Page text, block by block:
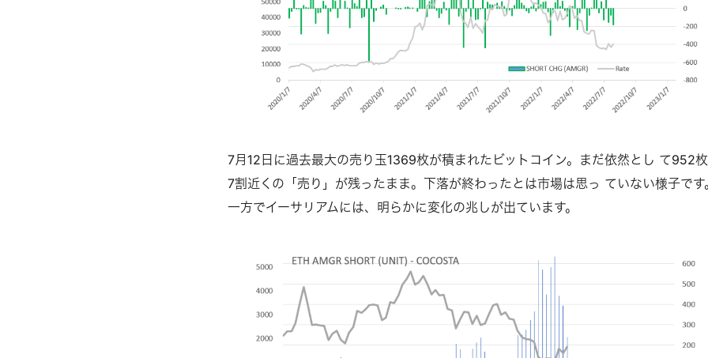
7⽉12⽇に過去最⼤の売り⽟1369枚が積まれたビットコイン。まだ依然とし て952
7割近くの「売り」が残ったまま。下落が終わったとは市場は思っ ていない様⼦です
⼀⽅でイーサリアムには、明らかに変化の兆しが出ています。